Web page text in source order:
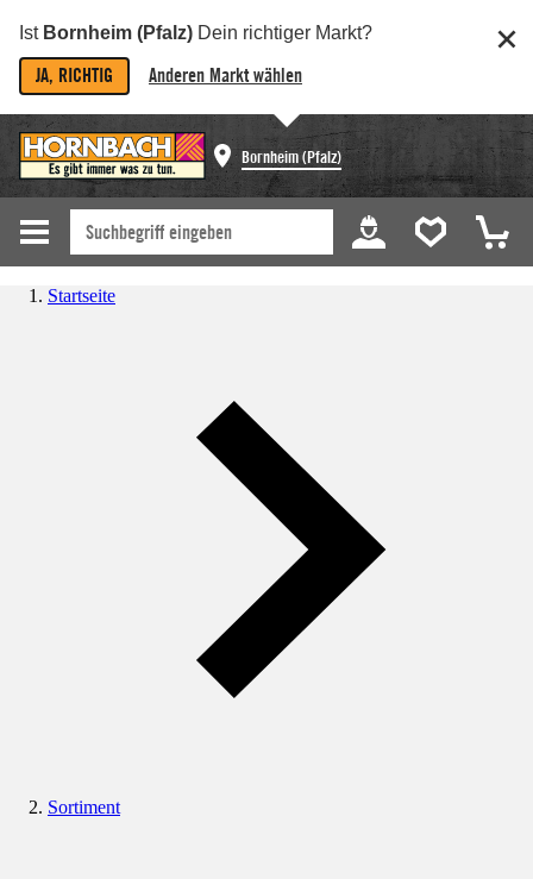
Ist Bornheim (Pfalz) Dein richtiger Markt?
JA, RICHTIG Anderen Markt wählen
Bornheim (Pfalz)
Startseite
Sortiment